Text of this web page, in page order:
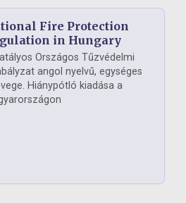
Fire Protection
in Hungary
Országos Tűzvédelmi
angol nyelvű, egységes
Hiánypótló kiadása a